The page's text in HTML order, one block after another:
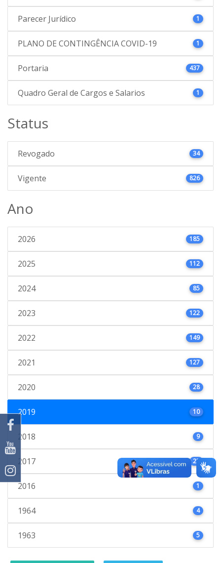
Parecer Jurídico 1
PLANO DE CONTINGÊNCIA COVID-19 1
Portaria 437
Quadro Geral de Cargos e Salarios 1
Status
Revogado 34
Vigente 826
Ano
2026 185
2025 112
2024 85
2023 122
2022 149
2021 127
2020 28
2019 10
2018 9
2017 23
2016 1
1964 4
1963 5